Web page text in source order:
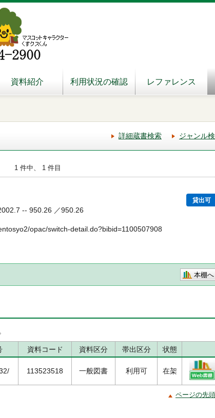
資料紹介 利用状況の確認 レファレンス
詳細蔵書検索 ジャンル
1 件中、 1 件目
貸出可
-- 950.26 ／950.26
opac/switch-detail.do?bibid=1100507908
本棚へ
資料コード 資料区分 帯出区分 状態
113523518 一般図書 利用可 在架
ページの先